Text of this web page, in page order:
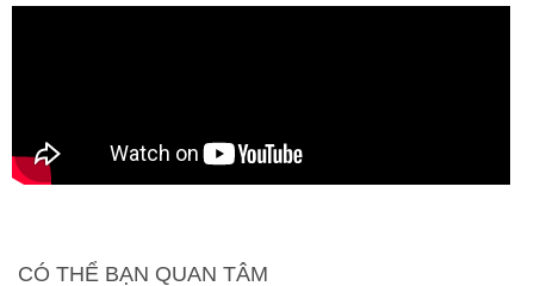
CÓ THỂ BẠN QUAN TÂM